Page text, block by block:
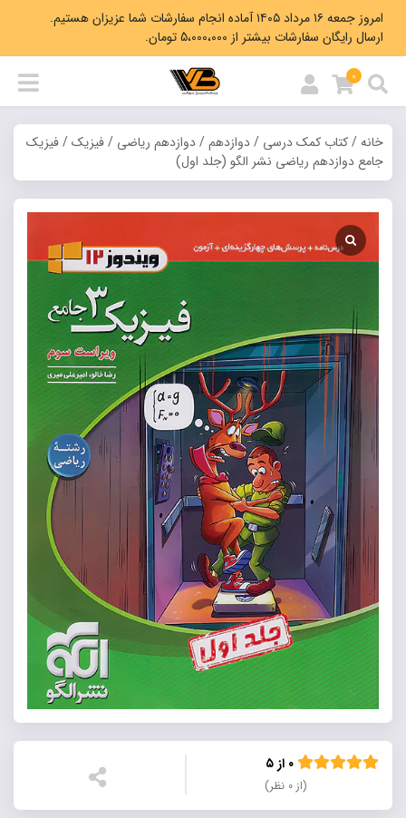
امروز جمعه ۱۶ مرداد ۱۴۰۵ آماده انجام سفارشات شما عزیزان هستیم.
ارسال رایگان سفارشات بیشتر از 5،000،000 تومان.
0
خانه/کتاب کمک درسی /دوازدهم/دوازدهم ریاضی /فیزیک/ فیزیک
جامع دوازدهم ریاضی نشر الگو (جلد اول)
(از ۰ نظر)